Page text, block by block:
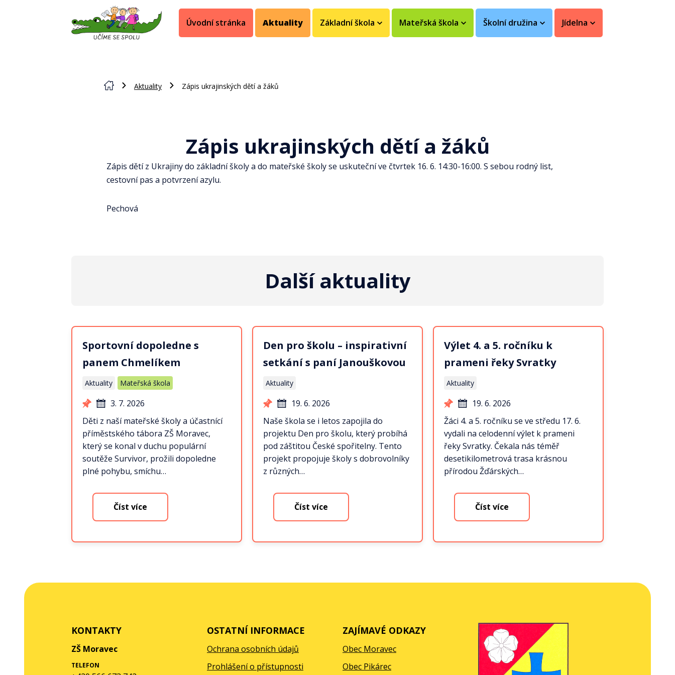
Úvodní stránka Aktuality Základní škola Mateřská škola Školní družina Jídelna
Aktuality Zápis ukrajinských dětí a žáků
Zápis ukrajinských dětí a žáků
Zápis dětí z Ukrajiny do základní školy a do mateřské školy se uskuteční ve čtvrtek 16. 6. 14:30-16:00. S sebou rodný list,
cestovní pas a potvrzení azylu.
Pechová
Další aktuality
Sportovní dopoledne s
panem Chmelíkem
Aktuality Mateřská škola
3. 7. 2026
Děti z naší mateřské školy a účastnící
příměstského tábora ZŠ Moravec,
který se konal v duchu populární
soutěže Survivor, prožili dopoledne
plné pohybu, smíchu…
Číst více
Den pro školu – inspirativní
setkání s paní Janouškovou
Aktuality
19. 6. 2026
Naše škola se i letos zapojila do
projektu Den pro školu, který probíhá
pod záštitou České spořitelny. Tento
projekt propojuje školy s dobrovolníky
z různých…
Číst více
Výlet 4. a 5. ročníku k
prameni řeky Svratky
Aktuality
19. 6. 2026
Žáci 4. a 5. ročníku se ve středu 17. 6.
vydali na celodenní výlet k prameni
řeky Svratky. Čekala nás téměř
desetikilometrová trasa krásnou
přírodou Žďárských…
Číst více
KONTAKTY
ZŠ Moravec
TELEFON
OSTATNÍ INFORMACE
Ochrana osobních údajů
Prohlášení o přístupnosti
ZAJÍMAVÉ ODKAZY
Obec Moravec
Obec Pikárec